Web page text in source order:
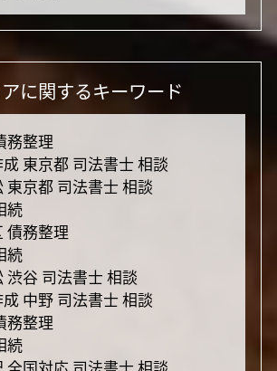
に関するキーワード
務整理
東京都 司法書士 相談
東京都 司法書士 相談
続
債務整理
続
渋谷 司法書士 相談
中野 司法書士 相談
務整理
続